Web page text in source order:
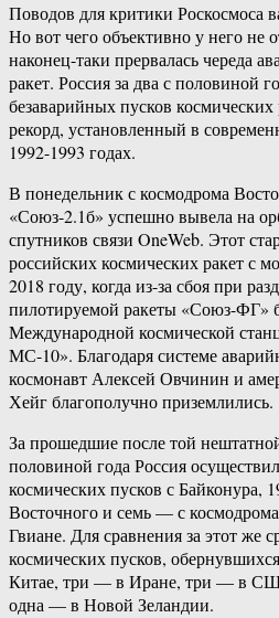
Поводов для критики Роскосмоса
Но вот чего объективно у него не
наконец-таки прервалась череда
ракет. Россия за два с половиной
безаварийных пусков
рекорд, установленный в
1992-1993 годах.
В понедельник с космодрома
«Союз-2.1б» успешно вывела на
спутников связи OneWeb. Этот
российских космических ракет с
2018 году, когда из-за сбоя при
пилотируемой ракеты «Союз-ФГ»
Международной космической
МС-10». Благодаря системе
космонавт Алексей Овчинин и
Хейг благополучно приземлились.
За прошедшие после той
половиной года Россия
космических пусков с
Восточного и семь — с
Гвиане. Для сравнения за этот же
космических пусков,
Китае, три — в Иране, три — в
одна — в Новой Зеландии.